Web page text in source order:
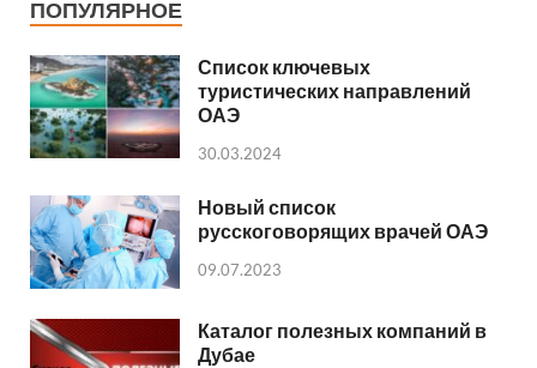
ПОПУЛЯРНОЕ
Список ключевых
туристических направлений
ОАЭ
30.03.2024
Новый список
русскоговорящих врачей ОАЭ
09.07.2023
Каталог полезных компаний в
Дубае